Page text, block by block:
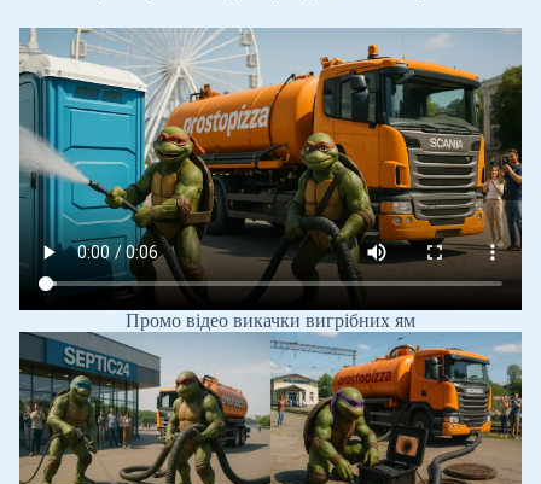
Промо відео викачки вигрібних ям